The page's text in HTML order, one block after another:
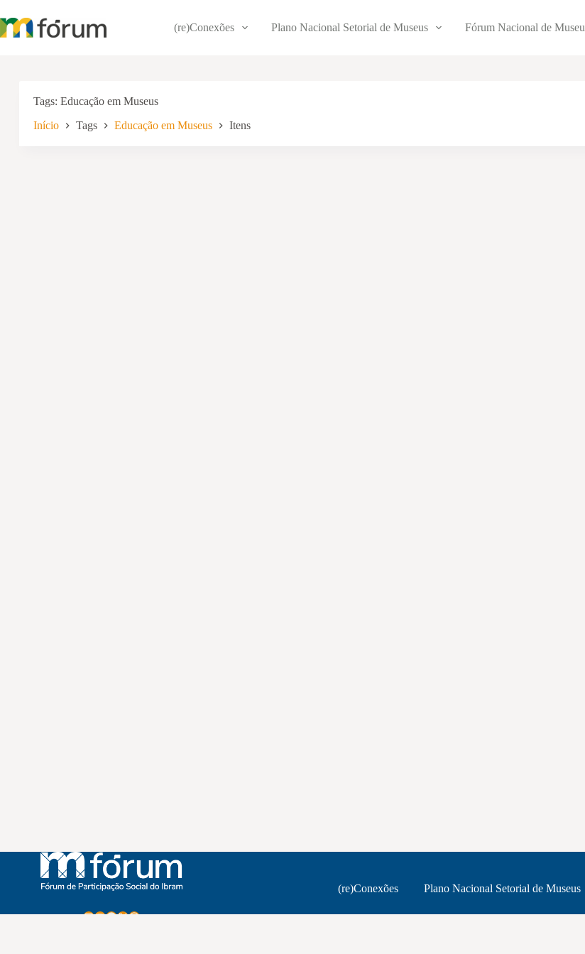
para
o
(re)Conexões Plano Nacional Setorial de Museus Fórum Nacional de
Tags Educação em Museus
Início Tags Educação em Museus Itens
Instagram
Youtube
Facebook
X WhatsApp
(re)Conexões Plano Nacional Setorial de Museus